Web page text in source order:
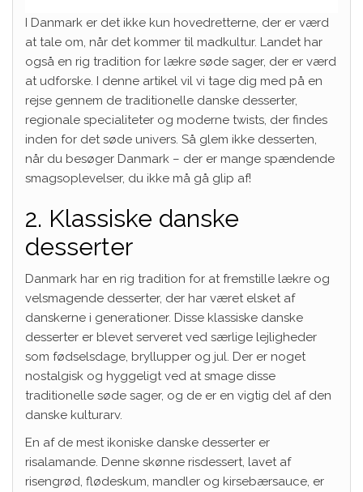
I Danmark er det ikke kun hovedretterne, der er værd
at tale om, når det kommer til madkultur. Landet har
også en rig tradition for lækre søde sager, der er værd
at udforske. I denne artikel vil vi tage dig med på en
rejse gennem de traditionelle danske desserter,
regionale specialiteter og moderne twists, der findes
inden for det søde univers. Så glem ikke desserten,
når du besøger Danmark – der er mange spændende
smagsoplevelser, du ikke må gå glip af!
2. Klassiske danske
desserter
Danmark har en rig tradition for at fremstille lækre og
velsmagende desserter, der har været elsket af
danskerne i generationer. Disse klassiske danske
desserter er blevet serveret ved særlige lejligheder
som fødselsdage, bryllupper og jul. Der er noget
nostalgisk og hyggeligt ved at smage disse
traditionelle søde sager, og de er en vigtig del af den
danske kulturarv.
En af de mest ikoniske danske desserter er
risalamande. Denne skønne risdessert, lavet af
risengrød, flødeskum, mandler og kirsebærsauce, er